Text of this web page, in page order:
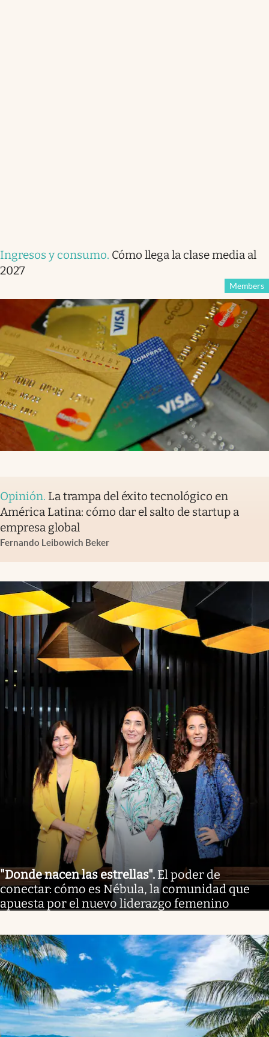
Ingresos y consumo. Cómo llega la clase media al
2027
Members
Opinión. La trampa del éxito tecnológico en
América Latina: cómo dar el salto de startup a
empresa global
Fernando Leibowich Beker
"Donde nacen las estrellas". El poder de
conectar: cómo es Nébula, la comunidad que
apuesta por el nuevo liderazgo femenino